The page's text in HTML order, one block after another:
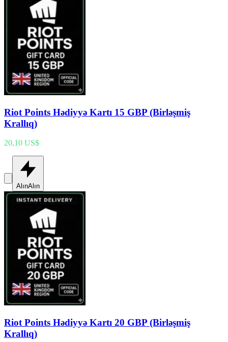
Riot Points Hədiyyə Kartı 15 GBP (Birləşmiş
Krallıq)
20,10 US$
AlınAlın
Riot Points Hədiyyə Kartı 20 GBP (Birləşmiş
Krallıq)